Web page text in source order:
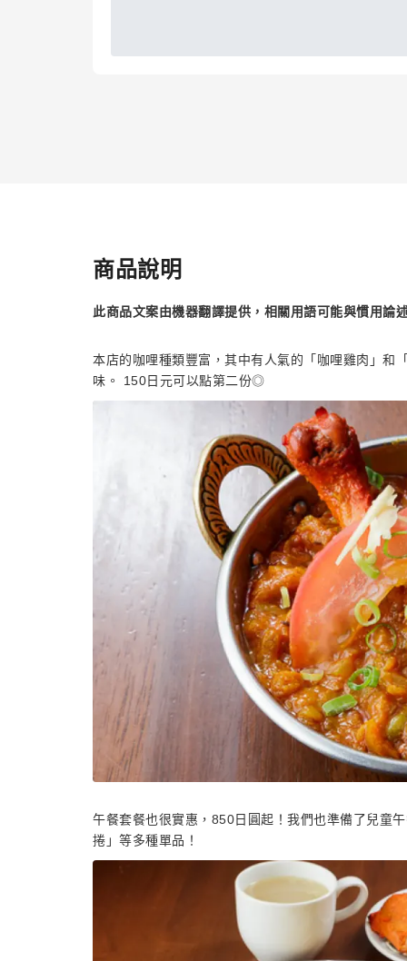
商品說明
此商品文案由機器翻譯提供，相關用語可能與慣用論
本店的咖哩種類豐富，其中有人氣的「咖哩雞肉」和
味。 150日元可以點第二份◎
午餐套餐也很實惠，850日圓起！我們也準備了兒童
捲」等多種單品！